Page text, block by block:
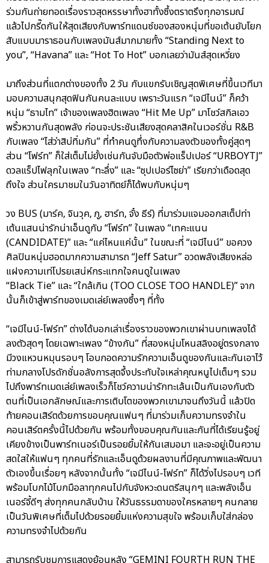
ร่วมกันถ่ายทอดเรื่องราวสุดหรรษาทั้งฮาทั้งซึ้งตราตรึงทุกอารมณ์
แล้วไปกรี๊ดกันให้สุดเสียงกับพาร์ทแดนซ์ของสองหนุ่มที่ขอเต้นยับโยก
สับแบบมาราธอนกับเพลงมันส์มากมายทั้ง “Standing Next to
you”, “Havana” และ “Hot To Hot” บอกเลยว่ามันส์สุดเหวี่ยง
มาถึงส่วนที่แตกต่างของทั้ง 2 วัน กับแขกรับเชิญสุดพิเศษที่ขึ้นเวทีมา
มอบความสนุกสุดฟินกันคนละแบบ เพราะวันแรก “เจมีไนน์” ก็คว้า
หนุ่ม “ธามไท” เจ้าของเพลงฮิตเพลง “Hit Me Up” มาโชว์สกิลเอว
พริ้วหวานกันสุดพลัง ก่อนจะประชันเสียงสุดคลาสิคในเวอร์ชั่น R&B
กับเพลง “ไส่ว่าสิบ่ทิ่มกัน” ที่ทำคนดูทึ่งกับความลงตัวของทั้งคู่สุดๆ
ส่วน “โฟร์ท” ก็ใส่เต็มไม่ยั้งเช่นกันจับมือตัวพ่อแร็ปเปอร์ “URBOYTJ”
ดวลแร็ปไฟลุกในเพลง “ทะลึ่ง” และ “ซุปเปอร์ไซย่า” เรียกว่าเดือดสุด
ถึงใจ ส่วนใครมาชมในวันอาทิตย์ก็ได้พบกับหนุ่มๆ
วง BUS (มาร์ค, จินวุค, ภู, ฮาร์ท, จั๋ง ธีร์) ที่มาร่วมแจมออกสเต็ปท่า
เต้นแสนน่ารักน่าเอ็นดูกับ “โฟร์ท” ในเพลง “เทคะแนน
(CANDIDATE)” และ “แค่ไหนแค่นั้น” ในขณะที่ “เจมีไนน์” ขอควง
ศิลปินหนุ่มฮอตมากความสามารถ “Jeff Satur” อวดพลังเสียงหล่อ
แฝงความเท่โปรยเสน่ห์กระแทกใจคนดูในเพลง
“Black Tie” และ “ใกล้เกิน (TOO CLOSE TOO HANDLE)” จาก
นั้นก็เข้าสู่พาร์ทของเมดเล่ย์เพลงซึ้งๆ ที่ทั้ง
“เจมีไนน์-โฟร์ท” ต่างได้บอกเล่าเรื่องราวของพวกเขาผ่านบทเพลงได้
ลงตัวสุดๆ โดยเฉพาะเพลง “ข้างกัน” ที่สองหนุ่มโหนสลิงอยู่ตรงกลาง
มีวงแหวนหมุนรอบๆ โอบกอดความรักความเอ็นดูของกันและกันเอาไว้
ท่ามกลางโปรดักชั่นอลังการสุดจึ้งประทับใจเหล่าคุณหนูไปเต็มๆ รวม
ไปถึงพาร์ทเมดเล่ย์เพลงเร็วก็โชว์ความน่ารักทะเล้นเป็นกันเองกับตัว
ตนที่เป็นเอกลักษณ์และการเติบโตของพวกเขามาจนถึงวันนี้ แล้วปิด
ท้ายคอนเสิร์ตด้วยการขอบคุณแฟนๆ ที่มาร่วมเก็บความทรงจำใน
คอนเสิร์ตครั้งนี้ไปด้วยกัน พร้อมทั้งขอบคุณกันและกันที่ได้เรียนรู้อยู่
เคียงข้างเป็นพาร์ทเนอร์เป็นรอยยิ้มให้กันเสมอมา และจะอยู่เป็นความ
สดใสให้แฟนๆ ทุกคนที่รักและเอ็นดูด้วยผลงานที่มีคุณภาพและพัฒนา
ตัวเองขึ้นเรื่อยๆ หลังจากนั้นทั้ง “เจมีไนน์-โฟร์ท” ก็ได้วิ่งไปรอบๆ เวที
พร้อมโบกไม้โบกมือลาทุกคนไปกับจังหวะดนตรีสนุกๆ และพลังเอ็น
เนอร์จี้ดีๆ ส่งทุกคนกลับบ้าน ให้วันธรรมดาของใครหลายๆ คนกลาย
เป็นวันพิเศษที่เต็มไปด้วยรอยยิ้มแห่งความสุขใจ พร้อมเก็บใส่กล่อง
ความทรงจำไปด้วยกัน
สามารถรับชมการแสดงย้อนหลัง “GEMINI FOURTH RUN THE